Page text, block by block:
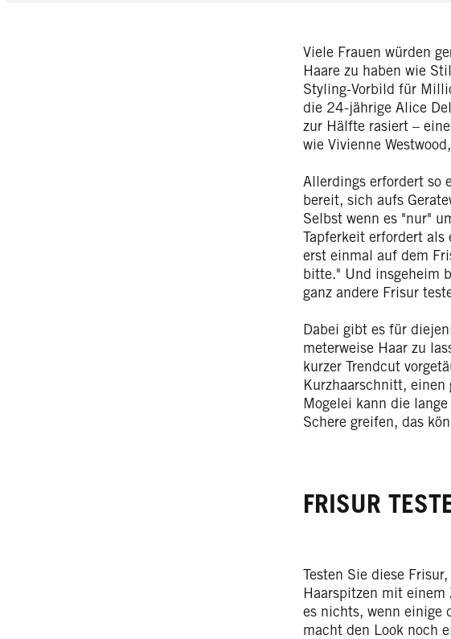
Viele Frauen würden
Haare zu haben wie
Styling-Vorbild für
die 24-jährige Alice
zur Hälfte rasiert –
wie Vivienne
Allerdings erfordert so
bereit, sich aufs
Selbst wenn es "nur"
Tapferkeit erfordert
erst einmal auf dem
bitte." Und insgeheim
ganz andere Frisur
Dabei gibt es für
meterweise Haar zu
kurzer Trendcut
Kurzhaarschnitt,
Mogelei kann die
Schere greifen, das
FRISUR
Testen Sie diese
Haarspitzen mit einem
es nichts, wenn einige
macht den Look noch